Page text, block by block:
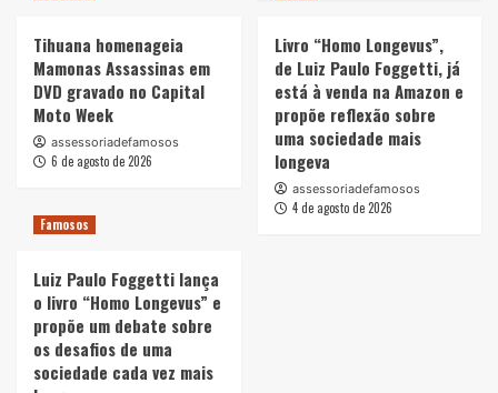
Tihuana homenageia
Mamonas Assassinas em
DVD gravado no Capital
Moto Week
assessoriadefamosos
6 de agosto de 2026
Livro “Homo Longevus”,
de Luiz Paulo Foggetti, já
está à venda na Amazon e
propõe reflexão sobre
uma sociedade mais
longeva
assessoriadefamosos
4 de agosto de 2026
Famosos
Luiz Paulo Foggetti lança
o livro “Homo Longevus” e
propõe um debate sobre
os desafios de uma
sociedade cada vez mais